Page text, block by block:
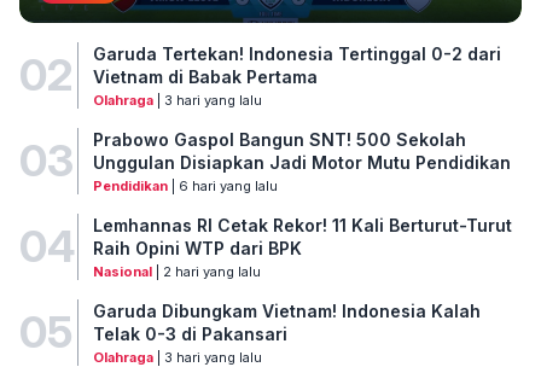
02
Garuda Tertekan! Indonesia Tertinggal 0-2 dari
Vietnam di Babak Pertama
Olahraga| 3 hari yang lalu
03
Prabowo Gaspol Bangun SNT! 500 Sekolah
Unggulan Disiapkan Jadi Motor Mutu Pendidikan
Pendidikan| 6 hari yang lalu
04
Lemhannas RI Cetak Rekor! 11 Kali Berturut-Turut
Raih Opini WTP dari BPK
Nasional| 2 hari yang lalu
05
Garuda Dibungkam Vietnam! Indonesia Kalah
Telak 0-3 di Pakansari
Olahraga| 3 hari yang lalu